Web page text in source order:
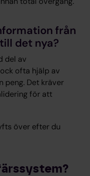
från
det nya?
del av
ofta hjälp av
peng. Det kräver
för att
över efter du